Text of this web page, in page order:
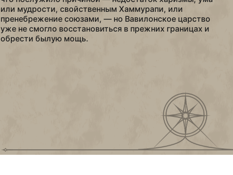
или мудрости, свойственным Хаммурапи, или
пренебрежение союзами, — но Вавилонское царство
уже не смогло восстановиться в прежних границах и
обрести былую мощь.